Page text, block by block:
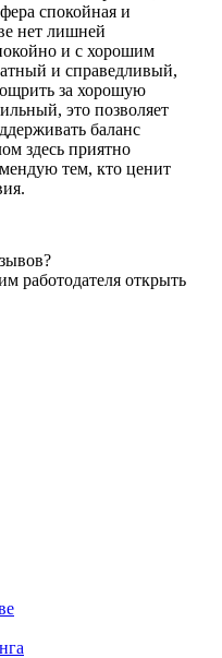
спокойная и
нет лишней
и с хорошим
и справедливый,
за хорошую
это позволяет
баланс
здесь приятно
тем, кто ценит
работодателя открыть